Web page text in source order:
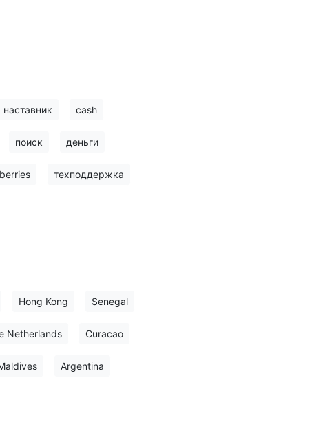
наставник cash
поиск деньги
техподдержка
Hong Kong Senegal
Netherlands Curacao
Argentina